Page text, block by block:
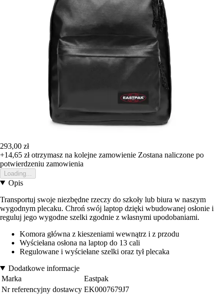
293,00 zł
+14,65 złotrzymasz na kolejne zamowienie Zostana naliczone po
potwierdzeniu zamowienia
Loading...
Opis
Transportuj swoje niezbędne rzeczy do szkoły lub biura w naszym
wygodnym plecaku. Chroń swój laptop dzięki wbudowanej osłonie i
reguluj jego wygodne szelki zgodnie z własnymi upodobaniami.
Komora główna z kieszeniami wewnątrz i z przodu
Wyściełana osłona na laptop do 13 cali
Regulowane i wyściełane szelki oraz tył plecaka
Dodatkowe informacje
Marka
Eastpak
Nr referencyjny dostawcy EK0007679J7